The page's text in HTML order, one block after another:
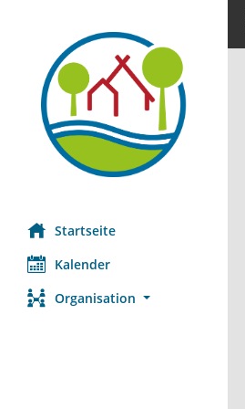
Startseite
Kalender
Organisation